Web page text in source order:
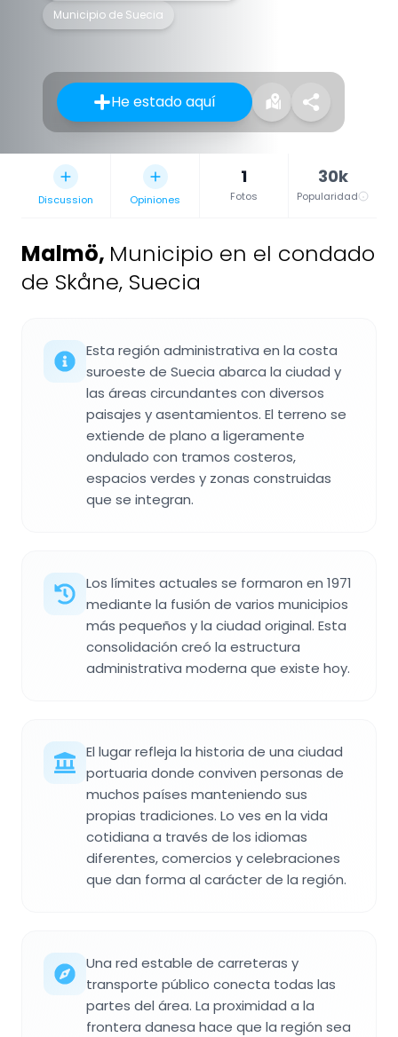
Municipio de Suecia
He estado aquí
Discussion Opiniones
1
Fotos
30k
Popularidad
Malmö, Municipio en el condado
de Skåne, Suecia
Esta región administrativa en la costa
suroeste de Suecia abarca la ciudad y
las áreas circundantes con diversos
paisajes y asentamientos. El terreno se
extiende de plano a ligeramente
ondulado con tramos costeros,
espacios verdes y zonas construidas
que se integran.
Los límites actuales se formaron en 1971
mediante la fusión de varios municipios
más pequeños y la ciudad original. Esta
consolidación creó la estructura
administrativa moderna que existe hoy.
El lugar refleja la historia de una ciudad
portuaria donde conviven personas de
muchos países manteniendo sus
propias tradiciones. Lo ves en la vida
cotidiana a través de los idiomas
diferentes, comercios y celebraciones
que dan forma al carácter de la región.
Una red estable de carreteras y
transporte público conecta todas las
partes del área. La proximidad a la
frontera danesa hace que la región sea